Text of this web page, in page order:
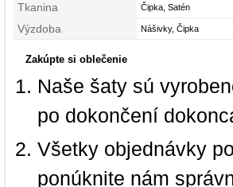
Tkanina Čipka, Satén
Výzdoba Nášivky, Čipka
Zakúpte si oblečenie
Naše šaty sú
po dokončení
Všetky objednávky
ponúknite nám